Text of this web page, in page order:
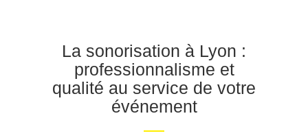
La sonorisation à Lyon :
professionnalisme et
qualité au service de votre
événement